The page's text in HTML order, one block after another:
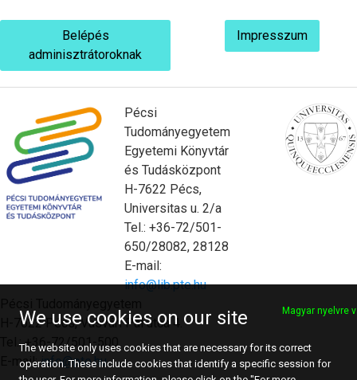
Belépés
adminisztrátoroknak
Impresszum
Pécsi
Tudományegyetem
Egyetemi Könyvtár
és Tudásközpont
H-7622 Pécs,
Universitas u. 2/a
Tel.: +36-72/501-
650/28082, 28128
E-mail:
info@lib.pte.hu
H-7622 Pécs, Vasvári Pál utca 4.
Tel.: +36-72/501-500
E-mail:info@pte.hu
We use cookies on our site Magyar nyelvre
The website only uses cookies that are necessary for its correct
operation. These include cookies that identify a specific session for